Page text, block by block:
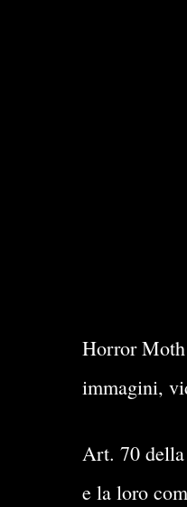
Horror
immagini,
Art. 70
e la loro